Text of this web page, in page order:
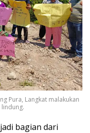
Pura, Langkat malakukan
bagian dari